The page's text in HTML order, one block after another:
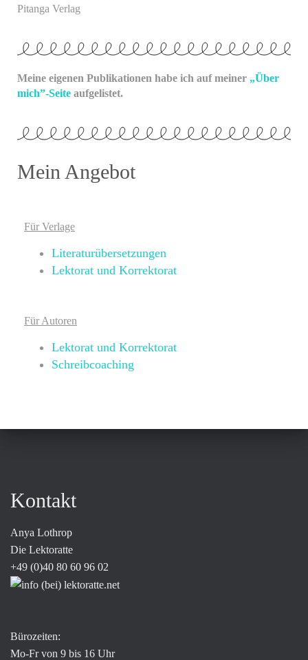
Pitanga Verlag
Meine eigenen Publikationen habe ich auf meiner „Über
mich”-Seite aufgelistet.
Mein Angebot
Für Verlage
Literaturübersetzungen
Lektorat und Korrektorat
Für Autoren
Lektorat und Korrektorat
Schreibcoaching
Kontakt
Anya Lothrop
Die Lektoratte
+49 (0)40 80 60 96 02
Bürozeiten:
Mo-Fr von 9 bis 16 Uhr